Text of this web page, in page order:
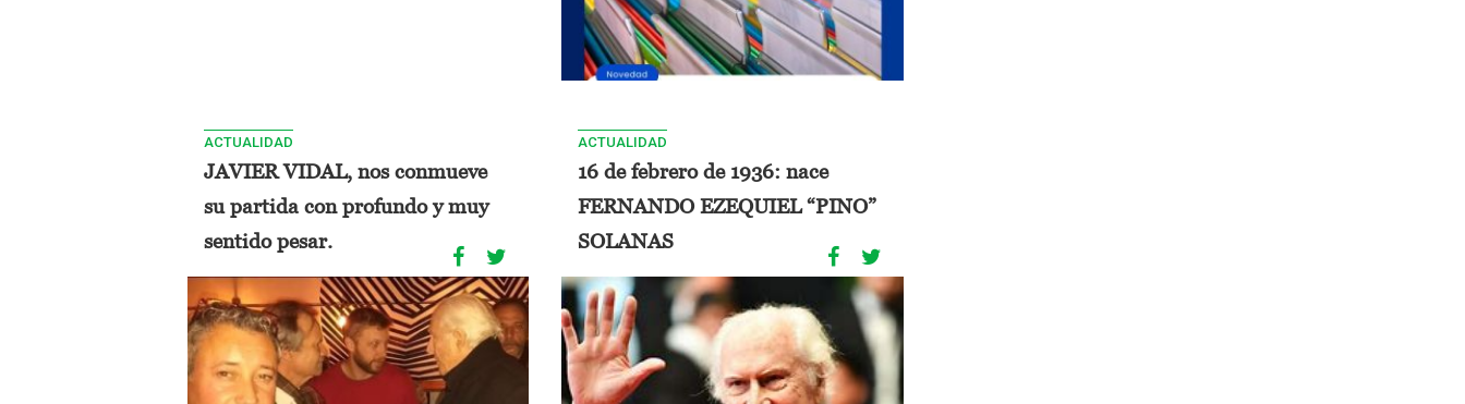
ACTUALIDAD
JAVIER VIDAL, nos conmueve
su partida con profundo y muy
sentido pesar.
ACTUALIDAD
16 de febrero de 1936: nace
FERNANDO EZEQUIEL “PINO”
SOLANAS